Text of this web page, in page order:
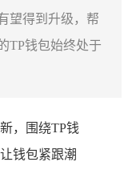
望得到升级，帮
TP钱包始终处于
，围绕TP钱
钱包紧跟潮